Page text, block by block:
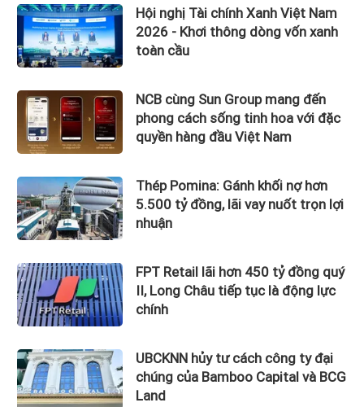
Hội nghị Tài chính Xanh Việt Nam
2026 - Khơi thông dòng vốn xanh
toàn cầu
NCB cùng Sun Group mang đến
phong cách sống tinh hoa với đặc
quyền hàng đầu Việt Nam
Thép Pomina: Gánh khối nợ hơn
5.500 tỷ đồng, lãi vay nuốt trọn lợi
nhuận
FPT Retail lãi hơn 450 tỷ đồng quý
II, Long Châu tiếp tục là động lực
chính
UBCKNN hủy tư cách công ty đại
chúng của Bamboo Capital và BCG
Land